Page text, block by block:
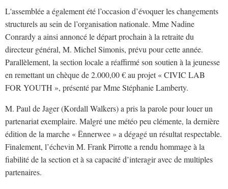
L'assemblée a également été l’occasion d’évoquer les changements
structurels au sein de l’organisation nationale. Mme Nadine
Conrardy a ainsi annoncé le départ prochain à la retraite du
directeur général, M. Michel Simonis, prévu pour cette année.
Parallèlement, la section locale a réaffirmé son soutien à la jeunesse
en remettant un chèque de 2.000,00 € au projet « CIVIC LAB
FOR YOUTH », présenté par Mme Stéphanie Lamberty.
M. Paul de Jager (Kordall Walkers) a pris la parole pour louer un
partenariat exemplaire. Malgré une météo peu clémente, la dernière
édition de la marche « Ënnerwee » a dégagé un résultat respectable.
Finalement, l’échevin M. Frank Pirrotte a rendu hommage à la
fiabilité de la section et à sa capacité d’interagir avec de multiples
partenaires.